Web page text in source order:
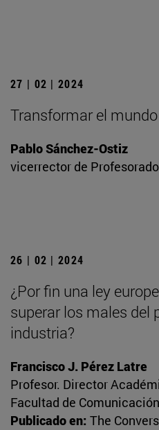
27 | 02 | 2024
Transformar el
Pablo Sánchez-Ostiz
vicerrector de Profesorado
26 | 02 | 2024
¿Por fin una ley
superar los males del
industria?
Francisco J. Pérez Latre
Profesor. Director
Facultad de Comunicación
Publicado en: The